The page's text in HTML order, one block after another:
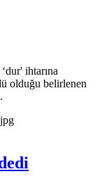
ihtarına
olduğu belirlenen